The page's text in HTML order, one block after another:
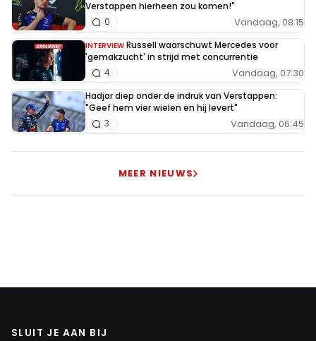
Verstappen hierheen zou komen!"
Vandaag, 08:15
0
INTERVIEW Russell waarschuwt Mercedes voor
'gemakzucht' in strijd met concurrentie
Vandaag, 07:30
4
Hadjar diep onder de indruk van Verstappen:
"Geef hem vier wielen en hij levert"
Vandaag, 06:45
3
MEER NIEUWS
SLUIT JE AAN BIJ